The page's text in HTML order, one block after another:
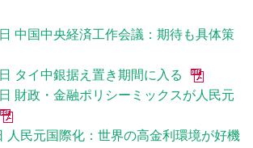
中国中央経済工作会議：期待も具体策
タイ中銀据え置き期間に入る
財政・金融ポリシーミックスが人民元
人民元国際化：世界の高金利環境が好機